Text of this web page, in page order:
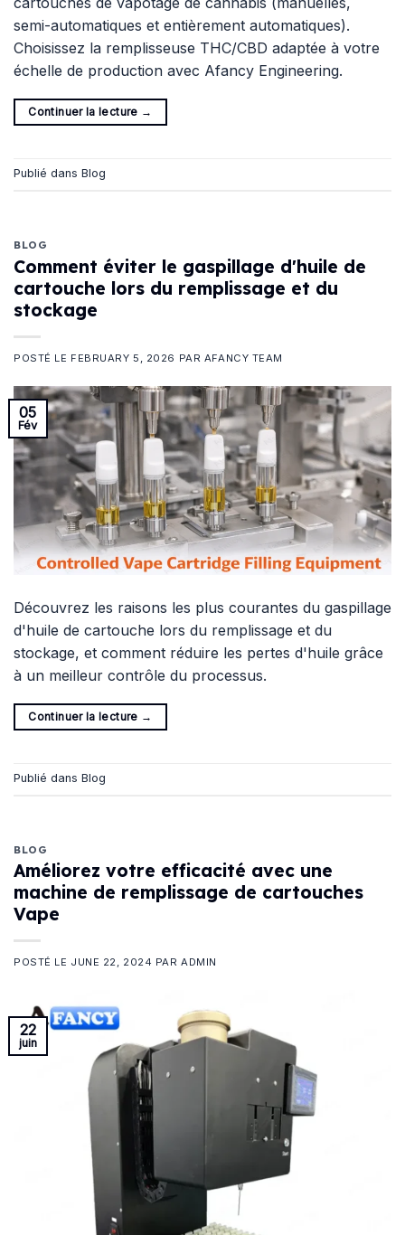
semi-automatiques et entièrement automatiques).
Choisissez la remplisseuse THC/CBD adaptée à votre
échelle de production avec Afancy Engineering.
Continuer la lecture →
Publié dans Blog
BLOG
Comment éviter le gaspillage d'huile de
cartouche lors du remplissage et du
stockage
POSTÉ LE FEBRUARY 5, 2026 PAR AFANCY TEAM
05
Fév
Découvrez les raisons les plus courantes du gaspillage
d'huile de cartouche lors du remplissage et du
stockage, et comment réduire les pertes d'huile grâce
à un meilleur contrôle du processus.
Continuer la lecture →
Publié dans Blog
BLOG
Améliorez votre efficacité avec une
machine de remplissage de cartouches
Vape
POSTÉ LE JUNE 22, 2024 PARADMIN
22
juin